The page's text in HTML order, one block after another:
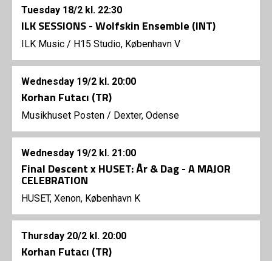
Tuesday 18/2 kl. 22:30
ILK SESSIONS - Wolfskin Ensemble (INT)
ILK Music / H15 Studio, København V
Wednesday 19/2 kl. 20:00
Korhan Futacı (TR)
Musikhuset Posten / Dexter, Odense
Wednesday 19/2 kl. 21:00
Final Descent x HUSET: År & Dag - A MAJOR
CELEBRATION
HUSET, Xenon, København K
Thursday 20/2 kl. 20:00
Korhan Futacı (TR)